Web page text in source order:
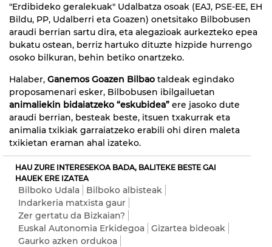
"Erdibideko geralekuak" Udalbatza osoak (EAJ, PSE-EE, EH
Bildu, PP, Udalberri eta Goazen) onetsitako Bilbobusen
araudi berrian sartu dira, eta alegazioak aurkezteko epea
bukatu ostean, berriz hartuko dituzte hizpide hurrengo
osoko bilkuran, behin betiko onartzeko.
Halaber, Ganemos Goazen Bilbao taldeak egindako
proposamenari esker, Bilbobusen ibilgailuetan
animaliekin bidaiatzeko “eskubidea” ere jasoko dute
araudi berrian, besteak beste, itsuen txakurrak eta
animalia txikiak garraiatzeko erabili ohi diren maleta
txikietan eraman ahal izateko.
HAU ZURE INTERESEKOA BADA, BALITEKE BESTE GAI
HAUEK ERE IZATEA
Bilboko Udala
Bilboko albisteak
Indarkeria matxista gaur
Zer gertatu da Bizkaian?
Euskal Autonomia Erkidegoa
Gizartea bideoak
Gaurko azken ordukoa